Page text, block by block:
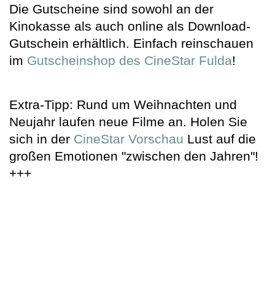
Die Gutscheine sind sowohl an der
Kinokasse als auch online als Download-
Gutschein erhältlich. Einfach reinschauen
im Gutscheinshop des CineStar Fulda!
Extra-Tipp: Rund um Weihnachten und
Neujahr laufen neue Filme an. Holen Sie
sich in der CineStar Vorschau Lust auf die
großen Emotionen "zwischen den Jahren"!
+++